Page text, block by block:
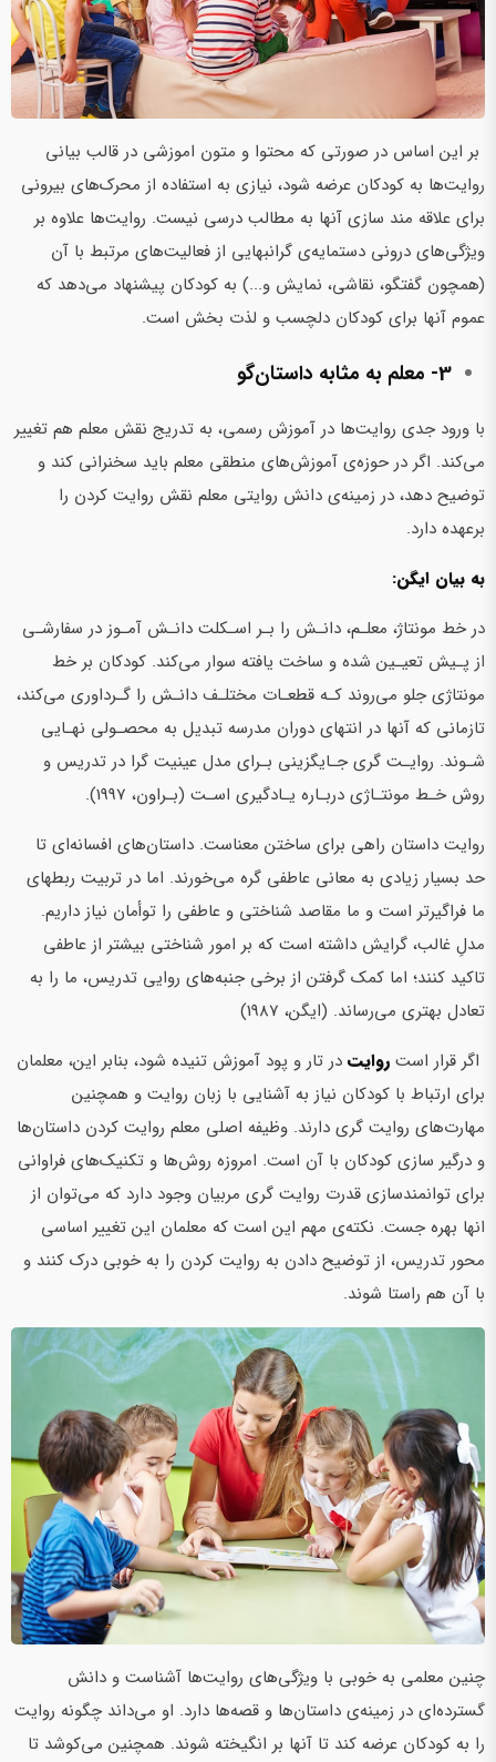
بر این اساس در صورتی که محتوا و متون اموزشی در قالب بیانی
روایت‌ها به کودکان عرضه شود، نیازی به استفاده از محرک‌های بیرونی
برای علاقه مند سازی آنها به مطالب درسی نیست. روایت‌ها علاوه بر
ویژگی‌های درونی دستمایه‌ی گرانبهایی از فعالیت‌های مرتبط با آن
(همچون گفتگو، نقاشی، نمایش و...) به کودکان پیشنهاد می‌دهد که
عموم آنها برای کودکان دلچسب و لذت بخش است.
3- معلم به مثابه داستان‌گو
با ورود جدی روایت‌ها در آموزش رسمی، به تدریج نقش معلم هم تغییر
می‌کند. اگر در حوزه‌ی آموزش‌های منطقی معلم باید سخنرانی کند و
توضیح دهد، در زمینه‌ی دانش روایتی معلم نقش روایت کردن را
برعهده دارد.
به بیان ایگن:
در خط مونتاژ، معلـم، دانـش را بـر اسـکلت دانـش آمـوز در سفارشـی
از پـیش تعیـین شده و ساخت یافته سوار می‌کند. کودکان بر خط
مونتاژی جلو می‌روند کـه قطعـات مختلـف دانـش را گـرداوری می‌کند،
تازمانی که آنها در انتهای دوران مدرسه تبدیل به محصـولی نهـایی
شـوند. روایـت گری جـایگزینی بـرای مدل عینیت گرا در تدریس و
روش خـط مونتـاژی دربـاره یـادگیری اسـت (بـراون، 1997).
روایت داستان راهی برای ساختن معناست. داستان‌های افسانه‌ای تا
حد بسیار زیادی به معانی عاطفی گره می‌خورند. اما در تربیت ربطهای
ما فراگیرتر است و ما مقاصد شناختی و عاطفی را توأمان نیاز داریم.
مدلِ غالب، گرایش داشته است که بر امور شناختی بیشتر از عاطفی
تاکید کنند؛ اما کمک گرفتن از برخی جنبه‌های روایی تدریس، ما را به
تعادل بهتری می‌رساند. (ایگن، 1987)
اگر قرار است روایت در تار و پود آموزش تنیده شود، بنابر این، معلمان
برای ارتباط با کودکان نیاز به آشنایی با زبان روایت و همچنین
مهارت‌های روایت گری دارند. وظیفه اصلی معلم روایت کردن داستان‌ها
و درگیر سازی کودکان با آن است. امروزه روش‌ها و تکنیک‌های فراوانی
برای توانمندسازی قدرت روایت گری مربیان وجود دارد که می‌توان از
انها بهره جست. نکته‌ی مهم این است که معلمان این تغییر اساسی
محور تدریس، از توضیح دادن به روایت کردن را به خوبی درک کنند و
با آن هم راستا شوند.
چنین معلمی به خوبی با ویژگی‌های روایت‌ها آشناست و دانش
گسترده‌ای در زمینه‌ی داستان‌ها و قصه‌ها دارد. او می‌داند چگونه روایت
را به کودکان عرضه کند تا آنها بر انگیخته شوند. همچنین می‌کوشد تا